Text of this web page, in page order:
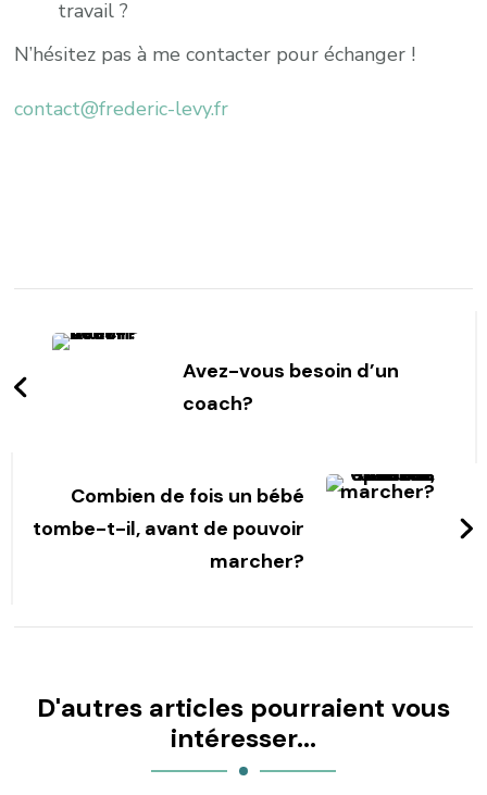
travail ?
N’hésitez pas à me contacter pour échanger !
contact@frederic-levy.fr
NavigationAvez-vous besoin d’un
coach?
Combien de fois un bébé
tombe-t-il, avant de pouvoir
marcher?
D'autres articles pourraient vous
intéresser...